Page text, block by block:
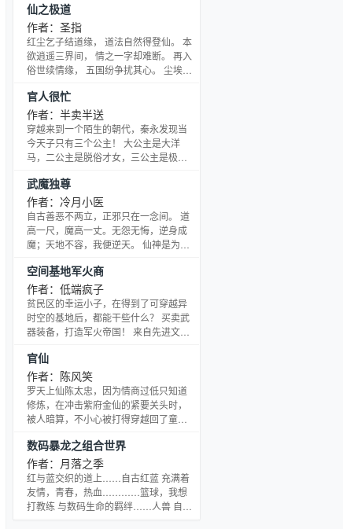
中来。一次次残酷的战争，一回回决定
中国命运的大会战，一个个臭名昭著、
双手沾满我国人民鲜血的屠夫、战犯、
刽子手，一位位大智大勇、奋勇抗击日
寇，在抗战史上留下赫赫威名的上将
的，只为在这场战争中多杀几个小鬼
子，只为能多保全几个我中华百
仙之极道
作者：圣指
红尘乞子结道缘， 道法自然得登仙。 本
欲逍遥三界间， 情之一字却难断。 再入
俗世续情缘， 五国纷争扰其心。 尘埃落
指 本人QQ:2521025731 对本书有什么
建议，可以加我，圣指欢迎各位大驾光
临。
官人很忙
作者：半卖半送
穿越来到一个陌生的朝代，秦永发现当
今天子只有三个公主！ 大公主是大洋
马，二公主是脱俗才女，三公主是极品
家财，甚至还有一个美滴滴的娇妻！三
位公主轮番召唤，青楼名妓狂热追捧，
美滴滴的娇妻幽幽叹道：“我家官人，真
的很忙！”
武魔独尊
作者：冷月小医
自古善恶不两立，正邪只在一念间。 道
高一尺，魔高一丈。无怨无悔，逆身成
魔；天地不容，我便逆天。 仙神是为
世间唾骂不齿…… 对乎？错乎？秦旭不
知道，秦旭只知道，一日成魔，终生沉
沦，再回首，双手沾满血腥的自己已经
无法回头了……天上天下，武魔独尊！
...
空间基地军火商
作者：低端疯子
贫民区的幸运小子，在得到了可穿越异
时空的基地后，都能干些什么？ 买卖武
器装备，打造军火帝国！ 来自先进文明
幻战车激光轨道炮，太空战舰高速战
机，包您满意！ 顺我者昌，逆我者亡！
借助外星空间基地，平凡人成就不凡梦
想！ 书友群（39629853）在这里，大
家可以对本书提出意见或建议！
官仙
作者：陈风笑
罗天上仙陈太忠，因为情商过低只知道
修炼，在冲击紫府金仙的紧要关头时，
被人暗算，不小心被打得穿越回了童年
锻炼自己的情商。 有时痛快得过分，有
时操蛋得离谱，偏偏体内还有点仙灵之
气，能搞定一些无端闯出的祸事，这么
一个怪胎，横冲直撞地闯进循规蹈矩的
官场…… ********** 友情提示：为了保护
数码暴龙之组合世界
作者：月落之季
红与蓝交织的道上……自古红蓝 充满着
友情，青春，热血…………篮球，我想
打教练 与数码生命的羁绊……人兽 自尊